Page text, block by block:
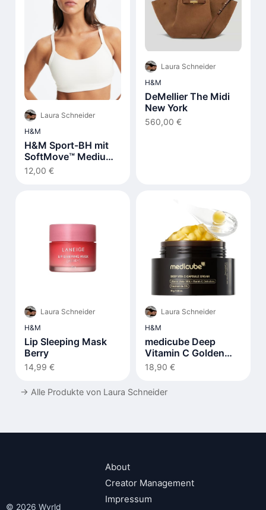
Laura Schneider
H&M
H&M Sport-BH mit
SoftMove™ Medium
Support
12,00 €
Laura Schneider
H&M
DeMellier The Midi
New York
560,00 €
Laura Schneider
H&M
Lip Sleeping Mask
Berry
14,99 €
Laura Schneider
H&M
medicube Deep
Vitamin C Golden
Capsule Face
Moisturizer
18,90 €
→ Alle Produkte von Laura Schneider
© 2026 Wyrld
About
Creator Management
Impressum